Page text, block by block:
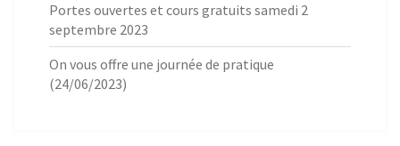
Portes ouvertes et cours gratuits samedi 2
septembre 2023
On vous offre une journée de pratique
(24/06/2023)